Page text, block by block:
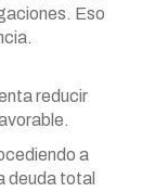
Eso
reducir
a
deuda total